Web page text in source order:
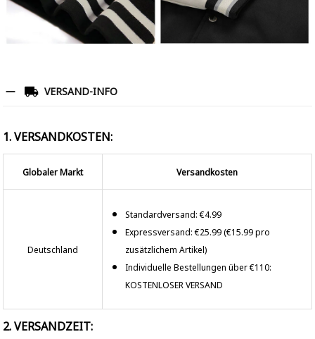
VERSAND-INFO
1. VERSANDKOSTEN:
Globaler Markt Versandkosten
Deutschland
Standardversand: €4.99
Expressversand: €25.99 (€15.99 pro
zusätzlichem Artikel)
Individuelle Bestellungen über €110:
KOSTENLOSER VERSAND
2. VERSANDZEIT: